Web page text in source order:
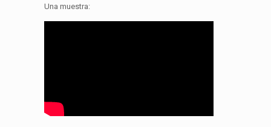
Una muestra: